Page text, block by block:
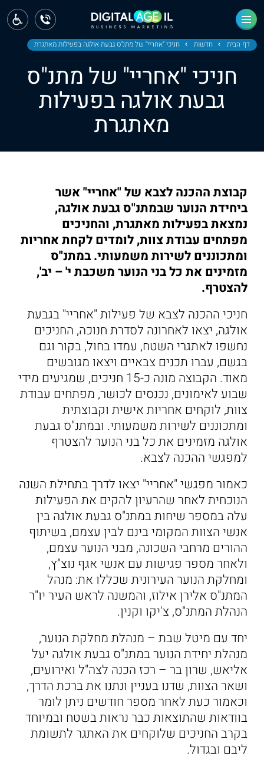
דף הבית חדשות חניכי "אחריי" של מתנ"ס גבעת אולגה בפעילות מאתגרת
חניכי "אחריי" של מתנ"ס
גבעת אולגה בפעילות
מאתגרת
קבוצת ההכנה לצבא של "אחריי" אשר
ביחידת הנוער שבמתנ"ס גבעת אולגה,
נמצאת בפעילות מאתגרת, והחניכים
מפתחים עבודת צוות, לומדים לקחת אחריות
ומתכוננים לשירות משמעותי. במתנ"ס
מזמינים את כל בני הנוער משכבת י' – יב',
להצטרף.
חניכי ההכנה לצבא של פעילות "אחריי" בגבעת
אולגה, יצאו לאחרונה לסדרת חנוכה, החניכים
נחשפו לאתגרי השטח, עמדו בחול, בקור וגם
בגשם, עברו תכנים צבאיים ויצאו מגובשים
מאוד. הקבוצה מונה כ-15 חניכים, שמגיעים מידי
שבוע לאימונים, נכנסים לכושר, מפתחים עבודת
צוות, לוקחים אחריות אישית וקבוצתית
ומתכוננים לשירות משמעותי. ובמתנ"ס גבעת
אולגה מזמינים את כל בני הנוער להצטרף
למפגשי ההכנה לצבא.
כאמור מפגשי "אחריי" יצאו לדרך בתחילת השנה
הנוכחית לאחר שהרעיון להקים את הפעילות
עלה במספר שיחות במתנ"ס גבעת אולגה בין
אנשי הצוות המקומי בינם לבין עצמם, בשיתוף
ההורים מרחבי השכונה, מבני הנוער עצמם,
ולאחר מספר פגישות עם אנשי אגף נוצ"ץ,
ומחלקת הנוער העירונית שכללו את: מנהל
המתנ"ס אלירן אילוז, והמשנה לראש העיר יו"ר
הנהלת המתנ"ס, צ'יקו וקנין.
יחד עם מיטל שבת – מנהלת מחלקת הנוער,
מנהלת יחידת הנוער במתנ"ס גבעת אולגה יעל
אליאש, שרון בר – רכז הכנה לצה"ל ואירועים,
ושאר הצוות, שדנו בעניין ונתנו את ברכת הדרך,
וכאמור כעת לאחר מספר חודשים ניתן לומר
בוודאות שהתוצאות כבר נראות בשטח ובמיוחד
בקרב החניכים שלוקחים את האתגר לתשומת
ליבם ובגדול.
ראשי
חדשות
מחוז צפון
מחוז חיפה
מחוז מרכז
מחוז דרום
תל אביב